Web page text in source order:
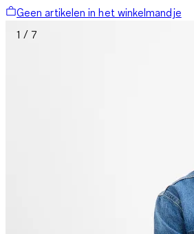
Geen artikelen in het winkelmandje
1 / 7